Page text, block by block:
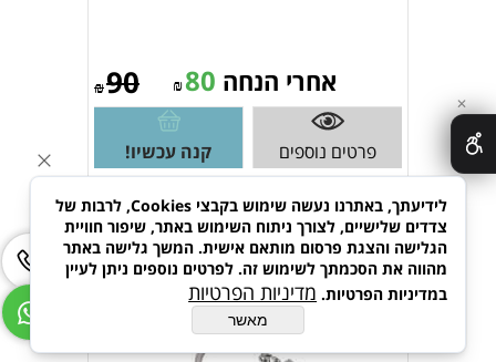
₪90 אחרי הנחה ₪80
פרטים נוספים קנה עכשיו!
מחזיק מפתחות מתכתי מנעול הלב
ומפתח עם לוחית מלבנית למיתוג
4108
✕
לידיעתך, באתרנו נעשה שימוש בקבצי Cookies, לרבות של
צדדים שלישיים, לצורך ניתוח השימוש באתר, שיפור חוויית
הגלישה והצגת פרסום מותאם אישית. המשך גלישה באתר
מהווה את הסכמתך לשימוש זה. לפרטים נוספים ניתן לעיין
במדיניות הפרטיות. מדיניות הפרטיות
מאשר